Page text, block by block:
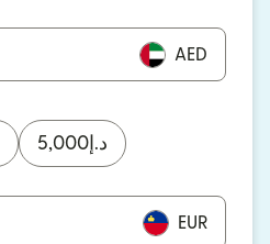
AED
د.إ 5,000
EUR